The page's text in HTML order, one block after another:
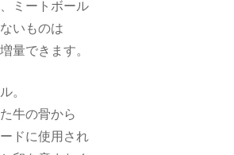
ミートボール
いものは
量できます。
。
牛の骨から
ドに使用され